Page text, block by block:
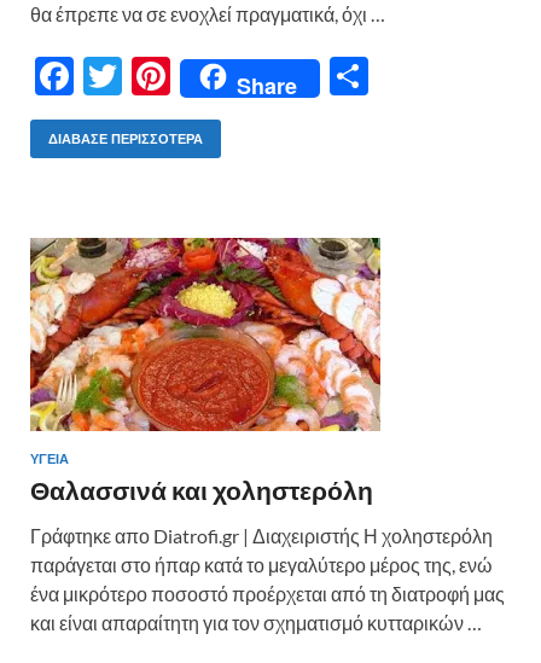
θα έπρεπε να σε ενοχλεί πραγματικά, όχι …
F
ac
e
o
o
k
T
w
itt
Pi
nt
er
t
Share
σ
τε
ίτ
ε
ΔΙΆΒΑΣΕ ΠΕΡΙΣΣΌΤΕΡΑ
ΥΓΕΙΑ
Θαλασσινά και χοληστερόλη
Γράφτηκε απο Diatrofi.gr | Διαχειριστής Η χοληστερόλη
παράγεται στο ήπαρ κατά το μεγαλύτερο μέρος της, ενώ
ένα μικρότερο ποσοστό προέρχεται από τη διατροφή μας
και είναι απαραίτητη για τον σχηματισμό κυτταρικών …